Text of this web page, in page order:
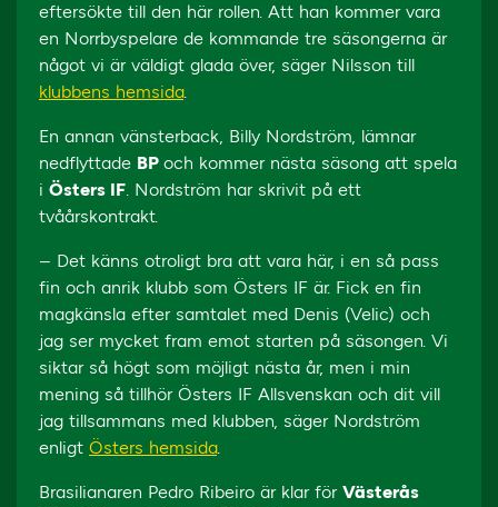
eftersökte till den här rollen. Att han kommer vara
en Norrbyspelare de kommande tre säsongerna är
något vi är väldigt glada över, säger Nilsson till
klubbens hemsida.
En annan vänsterback, Billy Nordström, lämnar
nedflyttade BP och kommer nästa säsong att spela
i Östers IF. Nordström har skrivit på ett
tvåårskontrakt.
– Det känns otroligt bra att vara här, i en så pass
fin och anrik klubb som Östers IF är. Fick en fin
magkänsla efter samtalet med Denis (Velic) och
jag ser mycket fram emot starten på säsongen. Vi
siktar så högt som möjligt nästa år, men i min
mening så tillhör Östers IF Allsvenskan och dit vill
jag tillsammans med klubben, säger Nordström
enligt Östers hemsida.
Brasilianaren Pedro Ribeiro är klar för Västerås